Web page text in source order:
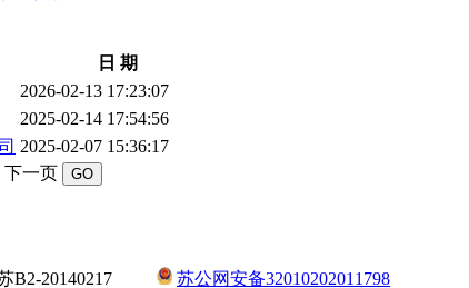
日 期
2026-02-13 17:23:07
2025-02-14 17:54:56
2025-02-07 15:36:17
下一页
B2-20140217 苏公网安备32010202011798